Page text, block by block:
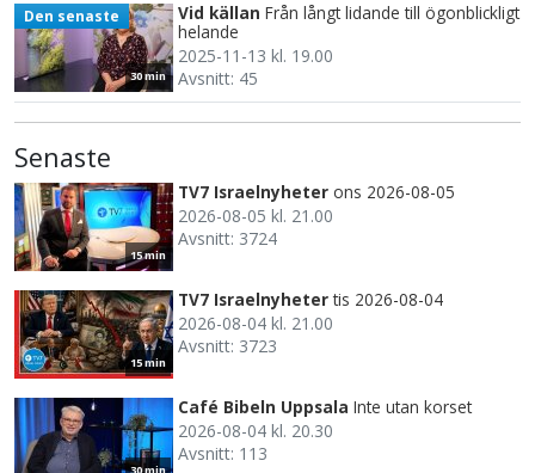
30 min
Den senaste Vid källan Från långt lidande till ögonblickligt
helande
2025-11-13 kl. 19.00
Avsnitt: 45
Senaste
15 min
TV7 Israelnyheter ons 2026-08-05
2026-08-05 kl. 21.00
Avsnitt: 3724
15 min
TV7 Israelnyheter tis 2026-08-04
2026-08-04 kl. 21.00
Avsnitt: 3723
Café Bibeln Uppsala Inte utan korset
2026-08-04 kl. 20.30
Avsnitt: 113